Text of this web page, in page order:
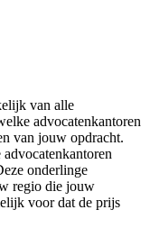
van alle
advocatenkantoren
van jouw opdracht.
onderlinge
regio die jouw
voor dat de prijs